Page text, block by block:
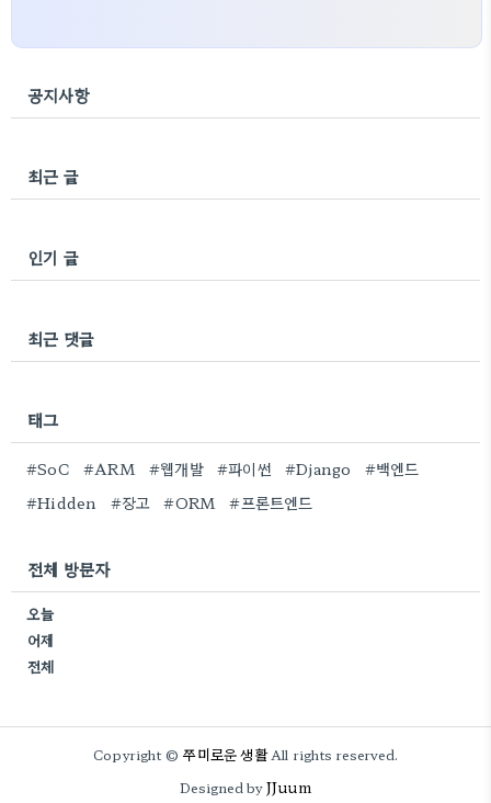
공지사항
최근 글
인기 글
최근 댓글
태그
#SoC #ARM #웹개발 #파이썬 #Django
#백엔드
#Hidden
#장고 #ORM #프론트엔드
전체 방문자
오늘
어제
전체
Copyright ©쭈미로운 생활All rights reserved.
Designed byJJuum